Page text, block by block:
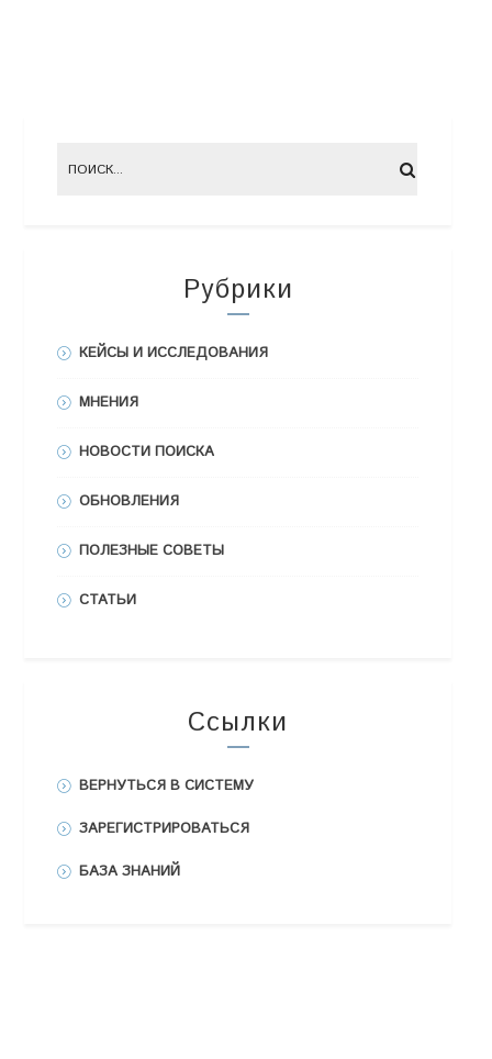
Рубрики
КЕЙСЫ И ИССЛЕДОВАНИЯ
МНЕНИЯ
НОВОСТИ ПОИСКА
ОБНОВЛЕНИЯ
ПОЛЕЗНЫЕ СОВЕТЫ
СТАТЬИ
Ссылки
ВЕРНУТЬСЯ В СИСТЕМУ
ЗАРЕГИСТРИРОВАТЬСЯ
БАЗА ЗНАНИЙ